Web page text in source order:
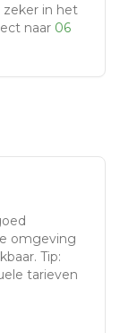
zeker in het
naar 06
omgeving
Tip:
tarieven